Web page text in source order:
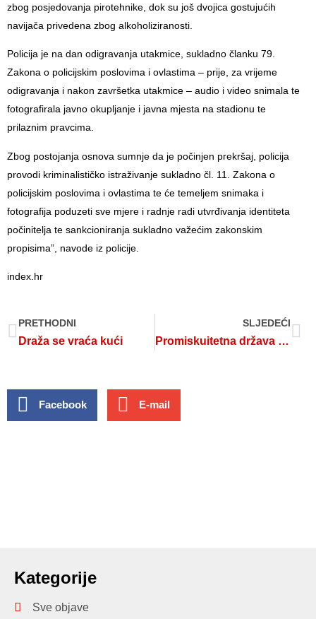
zbog posjedovanja pirotehnike, dok su još dvojica gostujućih
navijača privedena zbog alkoholiziranosti.
Policija je na dan odigravanja utakmice, sukladno članku 79.
Zakona o policijskim poslovima i ovlastima – prije, za vrijeme
odigravanja i nakon završetka utakmice – audio i video snimala te
fotografirala javno okupljanje i javna mjesta na stadionu te
prilaznim pravcima.
Zbog postojanja osnova sumnje da je počinjen prekršaj, policija
provodi kriminalističko istraživanje sukladno čl. 11. Zakona o
policijskim poslovima i ovlastima te će temeljem snimaka i
fotografija poduzeti sve mjere i radnje radi utvrđivanja identiteta
počinitelja te sankcioniranja sukladno važećim zakonskim
propisima”, navode iz policije.
index.hr
PRETHODNI
Draža se vraća kući
SLJEDEĆI
Promiskuitetna država s figom u džepu
Facebook E-mail
Kategorije
Sve objave